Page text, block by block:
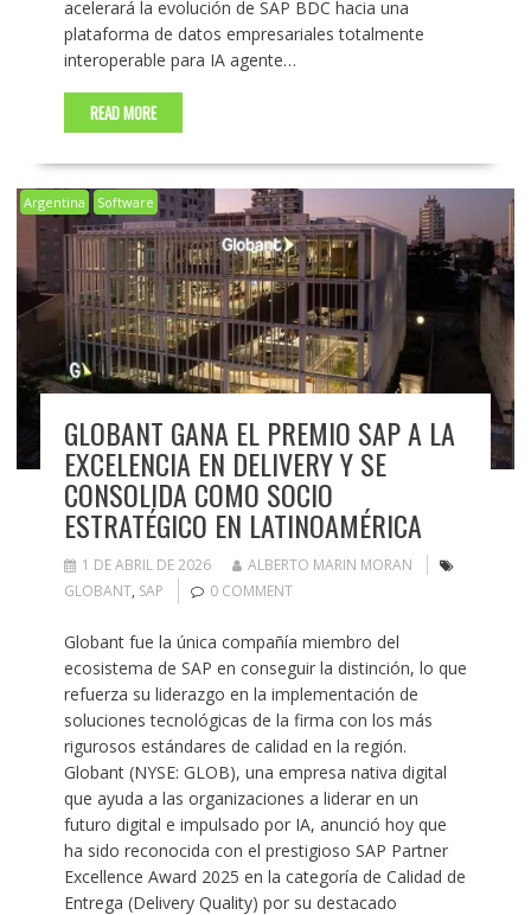
acelerará la evolución de SAP BDC hacia una
plataforma de datos empresariales totalmente
interoperable para IA agente…
READ MORE
Argentina Software
GLOBANT GANA EL PREMIO SAP A LA
EXCELENCIA EN DELIVERY Y SE
CONSOLIDA COMO SOCIO
ESTRATÉGICO EN LATINOAMÉRICA
1 DE ABRIL DE 2026
ALBERTO MARIN MORAN
GLOBANT, SAP 0 COMMENT
Globant fue la única compañía miembro del
ecosistema de SAP en conseguir la distinción, lo que
refuerza su liderazgo en la implementación de
soluciones tecnológicas de la firma con los más
rigurosos estándares de calidad en la región.
Globant (NYSE: GLOB), una empresa nativa digital
que ayuda a las organizaciones a liderar en un
futuro digital e impulsado por IA, anunció hoy que
ha sido reconocida con el prestigioso SAP Partner
Excellence Award 2025 en la categoría de Calidad de
Entrega (Delivery Quality) por su destacado